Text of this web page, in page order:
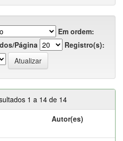
Em ordem:
Página
Registro(s):
1 a 14 de 14
Autor(es)